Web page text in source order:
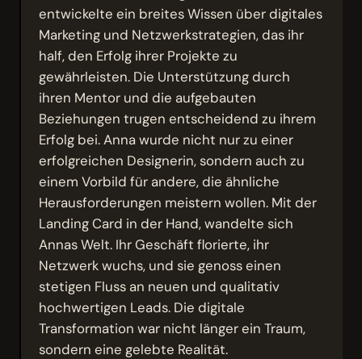
entwickelte ein breites Wissen über digitales
Marketing und Netzwerkstrategien, das ihr
half, den Erfolg ihrer Projekte zu
gewährleisten. Die Unterstützung durch
ihren Mentor und die aufgebauten
Beziehungen trugen entscheidend zu ihrem
Erfolg bei. Anna wurde nicht nur zu einer
erfolgreichen Designerin, sondern auch zu
einem Vorbild für andere, die ähnliche
Herausforderungen meistern wollen. Mit der
Landing Card in der Hand, wandelte sich
Annas Welt. Ihr Geschäft florierte, ihr
Netzwerk wuchs, und sie genoss einen
stetigen Fluss an neuen und qualitativ
hochwertigen Leads. Die digitale
Transformation war nicht länger ein Traum,
sondern eine gelebte Realität.